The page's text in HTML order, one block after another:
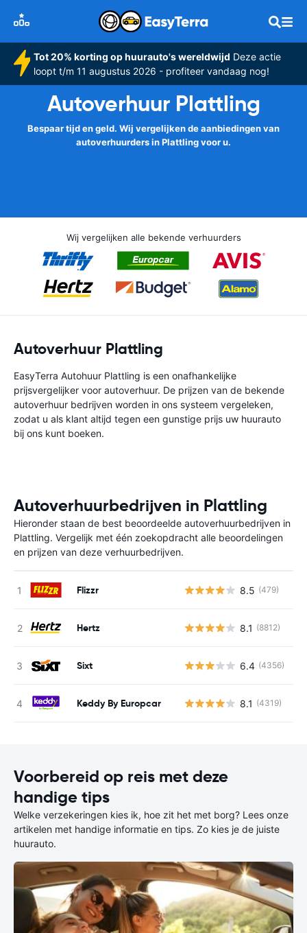
Tot 20% korting op huurauto's wereldwijd Deze actie
loopt t/m 11 augustus 2026 - profiteer vandaag nog!
Autoverhuur Plattling
Bespaar tijd en geld. Wij vergelijken de aanbiedingen van
autoverhuurders in Plattling voor u.
Wij vergelijken alle bekende verhuurders
Autoverhuur Plattling
EasyTerra Autohuur Plattling is een onafhankelijke
prijsvergelijker voor autoverhuur. De prijzen van de bekende
autoverhuur bedrijven worden in ons systeem vergeleken,
zodat u als klant altijd tegen een gunstige prijs uw huurauto
bij ons kunt boeken.
Autoverhuurbedrijven in Plattling
Hieronder staan de best beoordeelde autoverhuurbedrijven in
Plattling. Vergelijk met één zoekopdracht alle beoordelingen
en prijzen van deze verhuurbedrijven.
Flizzr 8.5 (479)
Hertz 8.1 (8812)
Sixt 6.4 (4356)
Keddy By Europcar 8.1 (4319)
Voorbereid op reis met deze
handige tips
Welke verzekeringen kies ik, hoe zit het met borg? Lees onze
artikelen met handige informatie en tips. Zo kies je de juiste
huurauto.